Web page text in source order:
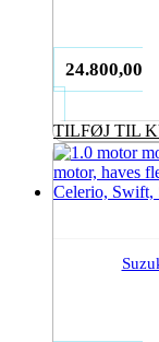
24.800,00
TILFØJ TIL